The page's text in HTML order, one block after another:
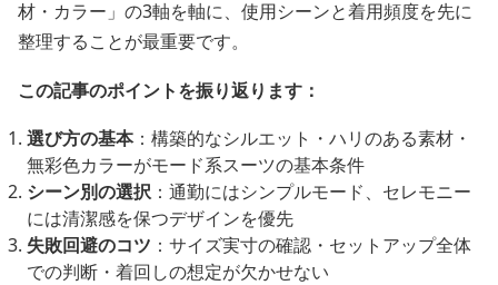
材・カラー」の3軸を軸に、使用シーンと着用頻度を先に
整理することが最重要です。
この記事のポイントを振り返ります：
選び方の基本：構築的なシルエット・ハリのある素材・
無彩色カラーがモード系スーツの基本条件
シーン別の選択 ：通勤にはシンプルモード、セレモニー
には清潔感を保つデザインを優先
失敗回避のコツ ：サイズ実寸の確認・セットアップ全体
での判断・着回しの想定が欠かせない